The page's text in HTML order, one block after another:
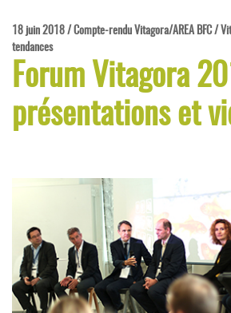
18 juin 2018 / Compte-rendu Vitagora/AREA BFC /
tendances
Forum Vitagora
présentations et